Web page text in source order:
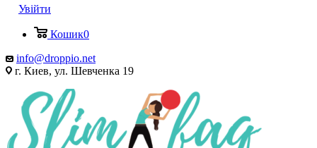
Увійти
Кошик0
info@droppio.net
г. Киев, ул. Шевченка 19